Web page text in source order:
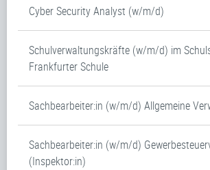
Cyber Security Analyst (w/m/d)
Schulverwaltungskräfte (w/m/d) im
Frankfurter Schule
Sachbearbeiter:in (w/m/d) Allgemeine
Sachbearbeiter:in (w/m/d)
(Inspektor:in)